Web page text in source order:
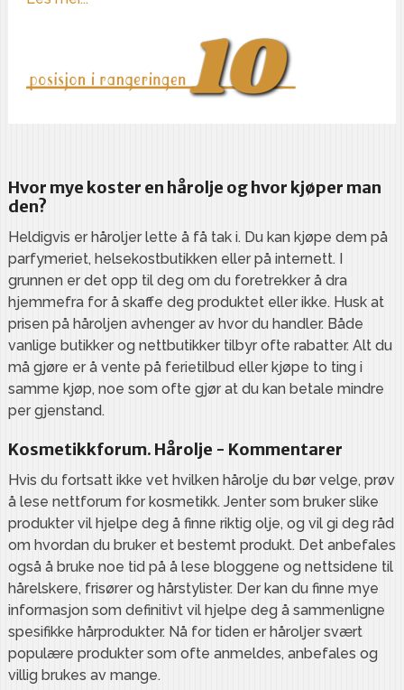
Hvor mye koster en hårolje og hvor kjøper man
den?
Heldigvis er håroljer lette å få tak i. Du kan kjøpe dem på
parfymeriet, helsekostbutikken eller på internett. I
grunnen er det opp til deg om du foretrekker å dra
hjemmefra for å skaffe deg produktet eller ikke. Husk at
prisen på håroljen avhenger av hvor du handler. Både
vanlige butikker og nettbutikker tilbyr ofte rabatter. Alt du
må gjøre er å vente på ferietilbud eller kjøpe to ting i
samme kjøp, noe som ofte gjør at du kan betale mindre
per gjenstand.
Kosmetikkforum. Hårolje - Kommentarer
Hvis du fortsatt ikke vet hvilken hårolje du bør velge, prøv
å lese nettforum for kosmetikk. Jenter som bruker slike
produkter vil hjelpe deg å finne riktig olje, og vil gi deg råd
om hvordan du bruker et bestemt produkt. Det anbefales
også å bruke noe tid på å lese bloggene og nettsidene til
hårelskere, frisører og hårstylister. Der kan du finne mye
informasjon som definitivt vil hjelpe deg å sammenligne
spesifikke hårprodukter. Nå for tiden er håroljer svært
populære produkter som ofte anmeldes, anbefales og
villig brukes av mange.